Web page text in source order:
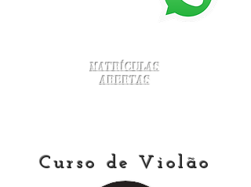
Matrículas
Abertas
Curso de Violão